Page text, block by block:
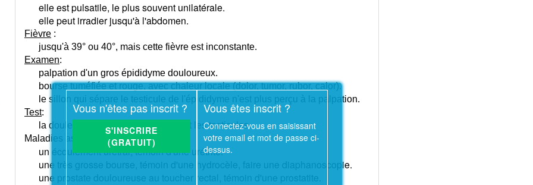
Vous n'êtes pas inscrit ?
S'INSCRIRE
(GRATUIT)
Vous êtes inscrit ?
Connectez-vous en saisissant
votre email et mot de passe ci-
dessus.
elle est pulsatile, le plus souvent unilatérale.
elle peut irradier jusqu'à l'abdomen.
Fièvre :
jusqu'à 39° ou 40°, mais cette fièvre est inconstante.
Examen:
palpation d'un gros épididyme douloureux.
bourse tuméfiée et rouge, avec chaleur locale (dolor, tumor, rubor, calor).
le sillon qui sépare le testicule de l'épididyme n'est plus perçu à la palpation.
Test:
la douleur est atténuée en soulevant les testicules.
Maladies associées:
un écoulement urétral, témoin d'une urétrite.
une très grosse bourse, témoin d'une hydrocèle, faire une diaphanoscopie.
une prostate douloureuse au toucher rectal, témoin d'une prostatite.